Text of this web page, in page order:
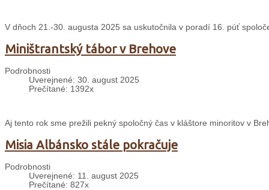
V dňoch 21.-30. augusta 2025 sa uskutočnila v poradí 16. púť
Miništrantský tábor v Brehove
Podrobnosti
Uverejnené: 30. august 2025
Prečítané: 1392x
Aj tento rok sme prežili pekný spoločný čas v kláštore minoritov v
Misia Albánsko stále pokračuje
Podrobnosti
Uverejnené: 11. august 2025
Prečítané: 827x